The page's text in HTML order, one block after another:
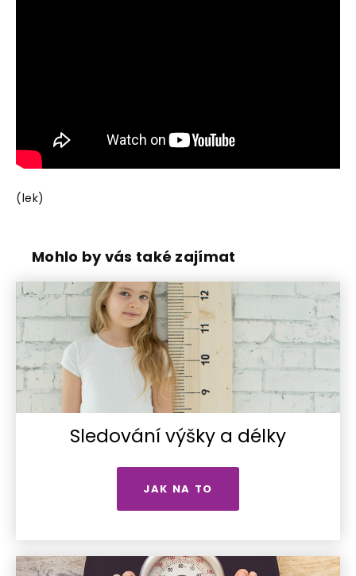
(lek)
Mohlo by vás také zajímat
Sledování výšky a délky
JAK NA TO